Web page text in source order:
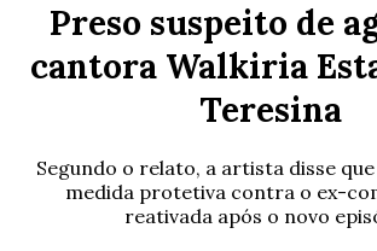
Preso suspeito de
cantora Walkiria
Teresina
Segundo o relato, a artista disse
medida protetiva contra o ex-
reativada após o novo